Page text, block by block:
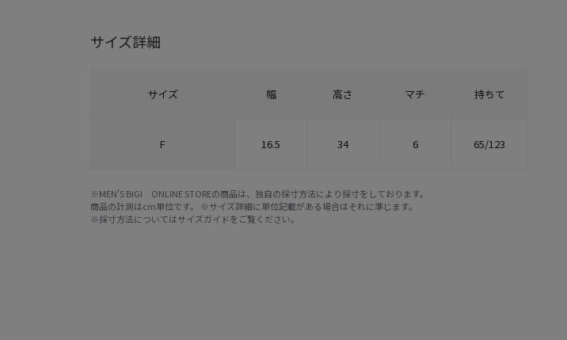
サイズ詳細
サイズ 幅 高さ マチ 持ちて
F 16.5 34 6 65/123
※MEN'S BIGI ONLINE STOREの商品は、独自の採寸方法により採寸をしております。
商品の計測はcm単位です。 ※サイズ詳細に単位記載がある場合はそれに準じます。
※採寸方法についてはサイズガイドをご覧ください。